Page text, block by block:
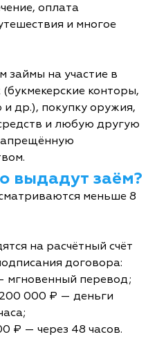
оплата
и многое
займы на участие в
конторы,
и др.), покупку оружия,
и любую другую
выдадут заём?
меньше 8
на расчётный счёт
договора:
перевод;
000 ₽ — деньги
₽ — через 48 часов.